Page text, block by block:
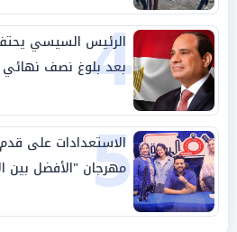
4
الرئيس السيسي
بعد بلوغ نصف نهائي
5
الاستعدادات على
مهرجان "الأفضل بين
الخامسة